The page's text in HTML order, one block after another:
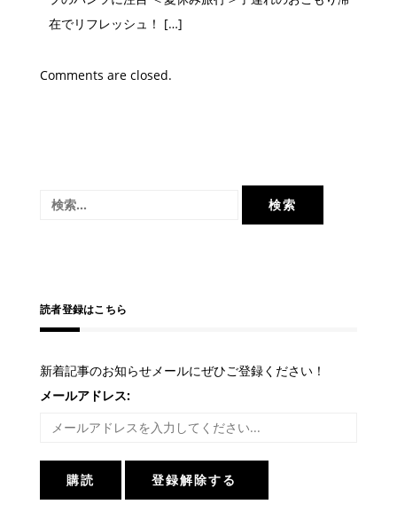
在でリフレッシュ！ […]
Comments are closed.
読者登録はこちら
新着記事のお知らせメールにぜひご登録ください！
メールアドレス: